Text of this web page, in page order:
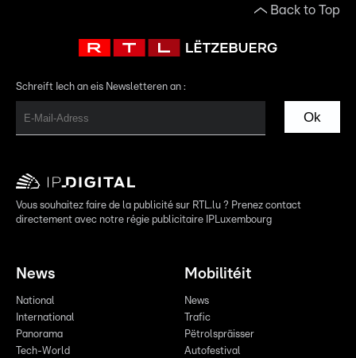
Back to Top
Schreift Iech an eis Newsletteren an :
Ok
Vous souhaitez faire de la publicité sur RTL.lu ? Prenez contact
directement avec notre régie publicitaire IPLuxembourg
News
National
International
Panorama
Tech-World
Mobilitéit
News
Trafic
Pëtrolspräisser
Autofestival